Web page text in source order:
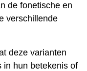
de fonetische en
verschillende
deze varianten
in hun betekenis of